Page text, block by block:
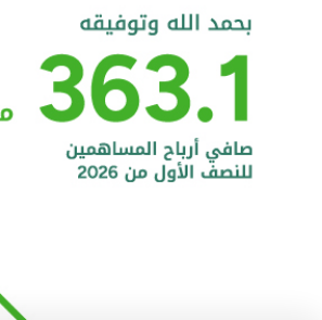
الخدمات المصرفية الإلكترونية للشركات
خدمة "بيتك" للتداول الإلكتروني
الحسابات المصرفية
البطاقات
"برامج العملاء"